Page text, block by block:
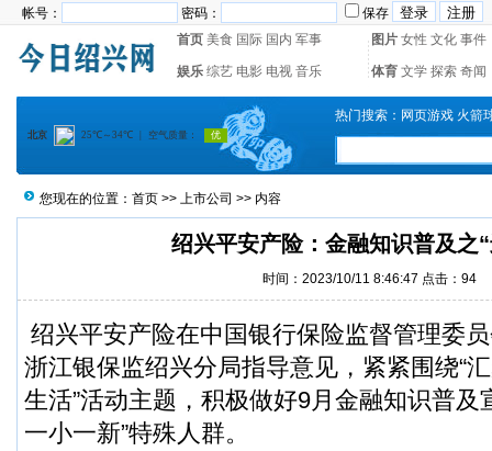
帐号： 密码：
保存
首页 美食 国际 国内 军事 图片 女性 文化 事件
娱乐 综艺 电影 电视 音乐 体育 文学 探索 奇闻
热门搜索： 网页游戏 火箭
您现在的位置： 首页 >> 上市公司 >> 内容
绍兴平安产险：金融知识普及之
时间：2023/10/11 8:46:47 点击： 94
绍兴平安产险在中国银行保险监督管理委
浙江银保监绍兴分局指导意见，紧紧围绕“
生活”活动主题，积极做好9月金融知识普及
一小一新”特殊人群。